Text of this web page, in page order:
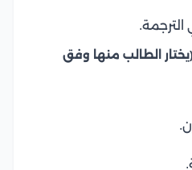
الترجمة.
(يختار الطالب منها وفق